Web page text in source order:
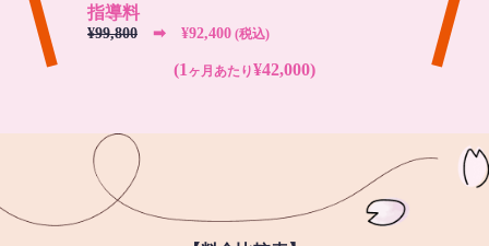
指導料
¥99,800 ➡︎ ¥92,400 (税込)
(1 ヶ月あたり¥42,000)